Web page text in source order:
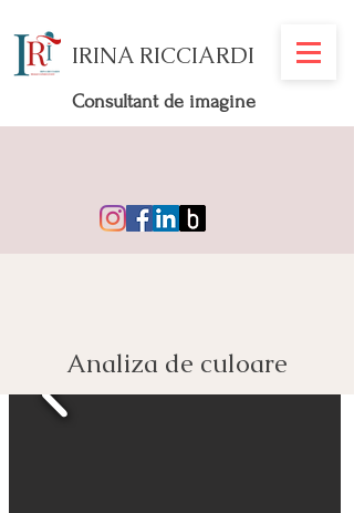
IRINA RICCIARDI
Consultant de imagine
Analiza de culoare